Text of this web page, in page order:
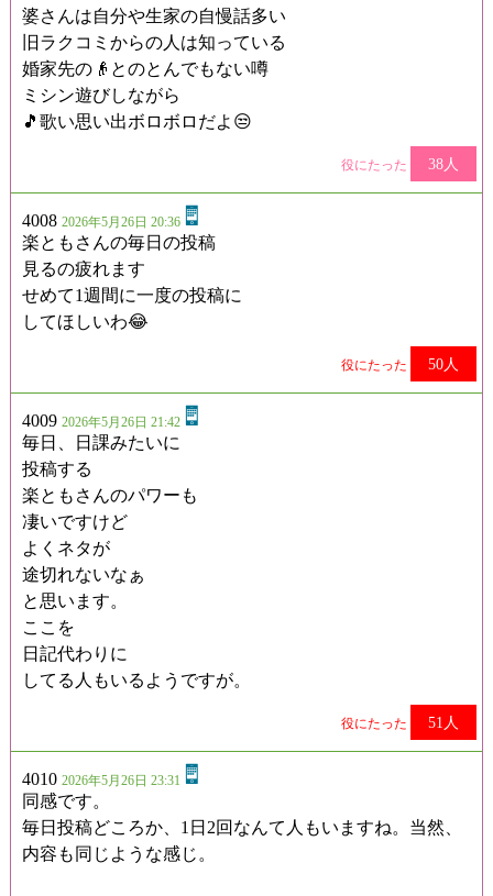
婆さんは自分や生家の自慢話多い
旧ラクコミからの人は知っている
婚家先の👴とのとんでもない噂
ミシン遊びしながら
🎵歌い思い出ボロボロだよ😒
役にたった 38人
4008 2026年5月26日 20:36
楽ともさんの毎日の投稿
見るの疲れます
せめて1週間に一度の投稿に
してほしいわ😂
役にたった 50人
4009 2026年5月26日 21:42
毎日、日課みたいに
投稿する
楽ともさんのパワーも
凄いですけど
よくネタが
途切れないなぁ
と思います。
ここを
日記代わりに
してる人もいるようですが。
役にたった 51人
4010 2026年5月26日 23:31
同感です。
毎日投稿どころか、1日2回なんて人もいますね。当然、
内容も同じような感じ。